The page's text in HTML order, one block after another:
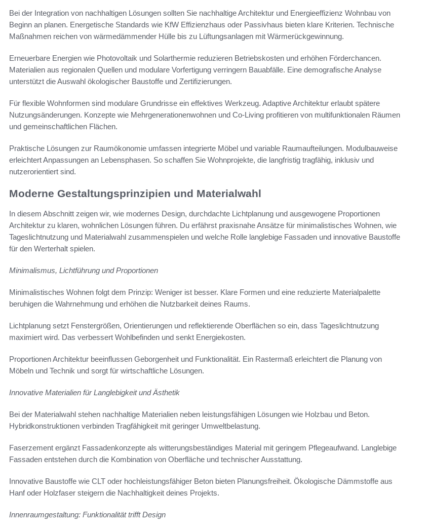
Bei der Integration von nachhaltigen Lösungen sollten Sie nachhaltige Architektur und Energieeffizienz Wohnbau von
Beginn an planen. Energetische Standards wie KfW Effizienzhaus oder Passivhaus bieten klare Kriterien. Technische
Maßnahmen reichen von wärmedämmender Hülle bis zu Lüftungsanlagen mit Wärmerückgewinnung.
Erneuerbare Energien wie Photovoltaik und Solarthermie reduzieren Betriebskosten und erhöhen Förderchancen.
Materialien aus regionalen Quellen und modulare Vorfertigung verringern Bauabfälle. Eine demografische Analyse
unterstützt die Auswahl ökologischer Baustoffe und Zertifizierungen.
Für flexible Wohnformen sind modulare Grundrisse ein effektives Werkzeug. Adaptive Architektur erlaubt spätere
Nutzungsänderungen. Konzepte wie Mehrgenerationenwohnen und Co-Living profitieren von multifunktionalen Räumen
und gemeinschaftlichen Flächen.
Praktische Lösungen zur Raumökonomie umfassen integrierte Möbel und variable Raumaufteilungen. Modulbauweise
erleichtert Anpassungen an Lebensphasen. So schaffen Sie Wohnprojekte, die langfristig tragfähig, inklusiv und
nutzerorientiert sind.
Moderne Gestaltungsprinzipien und Materialwahl
In diesem Abschnitt zeigen wir, wie modernes Design, durchdachte Lichtplanung und ausgewogene Proportionen
Architektur zu klaren, wohnlichen Lösungen führen. Du erfährst praxisnahe Ansätze für minimalistisches Wohnen, wie
Tageslichtnutzung und Materialwahl zusammenspielen und welche Rolle langlebige Fassaden und innovative Baustoffe
für den Werterhalt spielen.
Minimalismus, Lichtführung und Proportionen
Minimalistisches Wohnen folgt dem Prinzip: Weniger ist besser. Klare Formen und eine reduzierte Materialpalette
beruhigen die Wahrnehmung und erhöhen die Nutzbarkeit deines Raums.
Lichtplanung setzt Fenstergrößen, Orientierungen und reflektierende Oberflächen so ein, dass Tageslichtnutzung
maximiert wird. Das verbessert Wohlbefinden und senkt Energiekosten.
Proportionen Architektur beeinflussen Geborgenheit und Funktionalität. Ein Rastermaß erleichtert die Planung von
Möbeln und Technik und sorgt für wirtschaftliche Lösungen.
Innovative Materialien für Langlebigkeit und Ästhetik
Bei der Materialwahl stehen nachhaltige Materialien neben leistungsfähigen Lösungen wie Holzbau und Beton.
Hybridkonstruktionen verbinden Tragfähigkeit mit geringer Umweltbelastung.
Faserzement ergänzt Fassadenkonzepte als witterungsbeständiges Material mit geringem Pflegeaufwand. Langlebige
Fassaden entstehen durch die Kombination von Oberfläche und technischer Ausstattung.
Innovative Baustoffe wie CLT oder hochleistungsfähiger Beton bieten Planungsfreiheit. Ökologische Dämmstoffe aus
Hanf oder Holzfaser steigern die Nachhaltigkeit deines Projekts.
Innenraumgestaltung: Funktionalität trifft Design